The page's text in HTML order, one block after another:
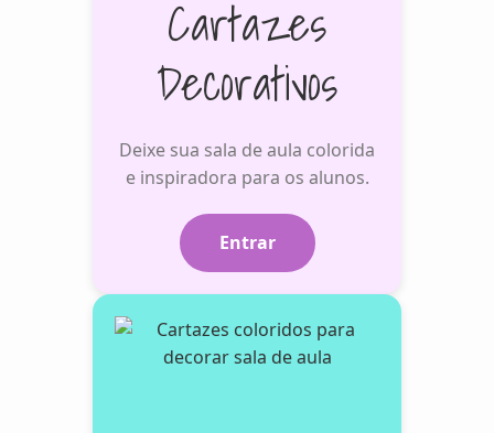
Cartazes
Decorativos
Deixe sua sala de aula colorida
e inspiradora para os alunos.
Entrar